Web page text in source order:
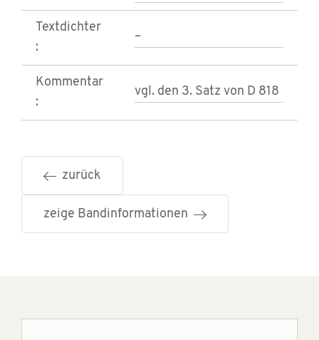
Textdichter
:
–
Kommentar
:
vgl. den 3. Satz von D 818
zurück
zeige Bandinformationen